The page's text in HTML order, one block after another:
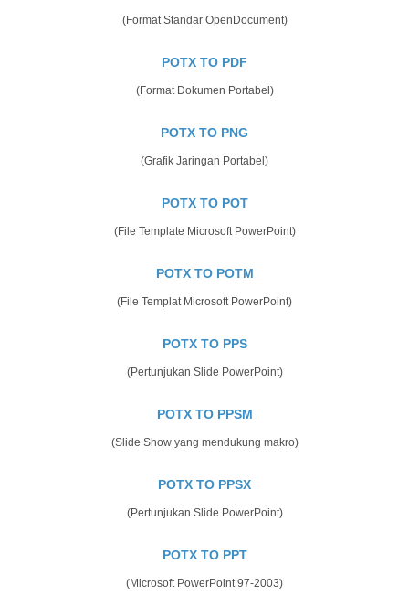
(Format Standar OpenDocument)
POTX TO PDF
(Format Dokumen Portabel)
POTX TO PNG
(Grafik Jaringan Portabel)
POTX TO POT
(File Template Microsoft PowerPoint)
POTX TO POTM
(File Templat Microsoft PowerPoint)
POTX TO PPS
(Pertunjukan Slide PowerPoint)
POTX TO PPSM
(Slide Show yang mendukung makro)
POTX TO PPSX
(Pertunjukan Slide PowerPoint)
POTX TO PPT
(Microsoft PowerPoint 97-2003)